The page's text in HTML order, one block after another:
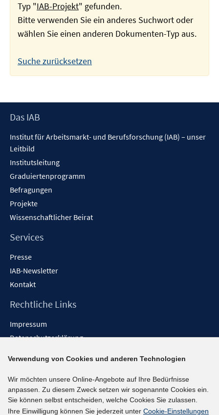
Typ "IAB-Projekt" gefunden.
Bitte verwenden Sie ein anderes Suchwort oder
wählen Sie einen anderen Dokumenten-Typ aus.
Suche zurücksetzen
Footer
Das IAB
Institut für Arbeitsmarkt- und Berufsforschung (IAB) – unser
Leitbild
Institutsleitung
Graduiertenprogramm
Befragungen
Projekte
Wissenschaftlicher Beirat
Services
Presse
IAB-Newsletter
Kontakt
Rechtliche Links
Impressum
Datenschutzerklärung
Barrieren melden
Social-Media-Kanäle
BlueSky
Verwendung von Cookies und anderen Technologien
Wir möchten unsere Online-Angebote auf Ihre Bedürfnisse
anpassen. Zu diesem Zweck setzen wir sogenannte Cookies ein.
Sie können selbst entscheiden, welche Cookies Sie zulassen.
Ihre Einwilligung können Sie jederzeit unter Cookie-Einstellungen